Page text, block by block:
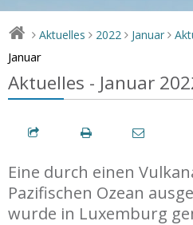
> Aktuelles > 2022 > Januar >
Januar
Aktuelles - Januar
Eine durch einen
Pazifischen Ozean
wurde in Luxemburg